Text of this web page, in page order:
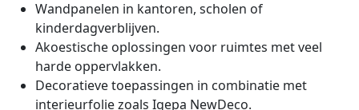
Wandpanelen in kantoren, scholen of
kinderdagverblijven.
Akoestische oplossingen voor ruimtes met veel
harde oppervlakken.
Decoratieve toepassingen in combinatie met
interieurfolie zoals Igepa NewDeco.